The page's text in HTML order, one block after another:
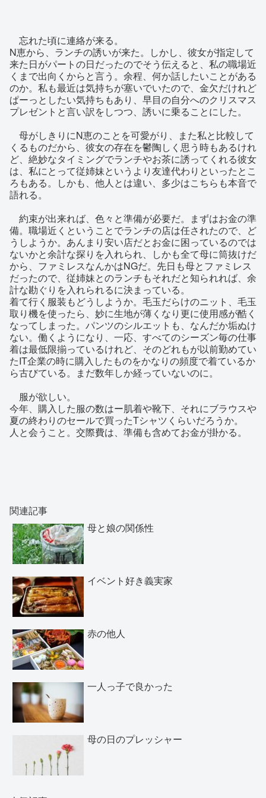
忘れた頃に連絡が来る。
N恵から、ランチの誘いが来た。しかし、彼女が指定して
来た日がパートの日だったのでそう伝えると、私の職場近
くまで出向くからと言う。余程、何か話したいことがある
のか。私も最近は気持ちが塞いでいたので、金欠だけれど
ぱーっとしたい気持ちもあり、早目の自分へのクリスマス
プレゼントと言い訳をしつつ、誘いに乗ることにした。
母がしきりにN恵のことを可愛がり、また私と比較して
くるものだから、彼女の存在を鬱陶しく思う時もあるけれ
ど、絶妙なタイミングでランチやお茶に誘ってくれる彼女
は、私にとって従姉妹というより友達代わりといったとこ
ろもある。しかも、他人とは違い、多少はこちらも本音で
語れる。
約束が出来れば、色々と準備が必要だ。まずはお金の準
備。職場近くということでランチの店は任されたので、ど
うしようか。あんまり安い店だとお金に困っているのでは
ないかと余計な探りを入れられ、しかも全て母に筒抜けだ
から、ファミレスなんかはNGだ。先日も母とファミレス
だったので、従姉妹とのランチもそれだと知られれば、余
計な勘ぐりを入れられるに決まっている。
着て行く服装もどうしようか。毛玉だらけのニット、毛玉
取り機を使ったら、妙に生地が薄くなり更に使用感が酷く
なってしまった。パンツのシルエットも、なんだか垢ぬけ
ない。働くようになり、一応、すべてのシーズン毎の仕事
着は最低限揃っているけれど、そのどれもが以前勤めてい
たIT企業の時に購入したものをかなりの頻度で着ているか
ら古びている。まだ数年しか経っていないのに。
服が欲しい。
今年、購入した服の数はー肌着や靴下、それにブラウスや
夏の終わりのセールで買ったTシャツくらいだろうか。
人と会うこと。交際費は、準備も含めてお金が掛かる。
関連記事
母と娘の関係性
イベント好き義実家
赤の他人
一人っ子で良かった
母の日のプレッシャー